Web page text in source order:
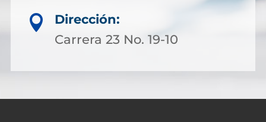

Dirección:
Carrera 23 No. 19-10